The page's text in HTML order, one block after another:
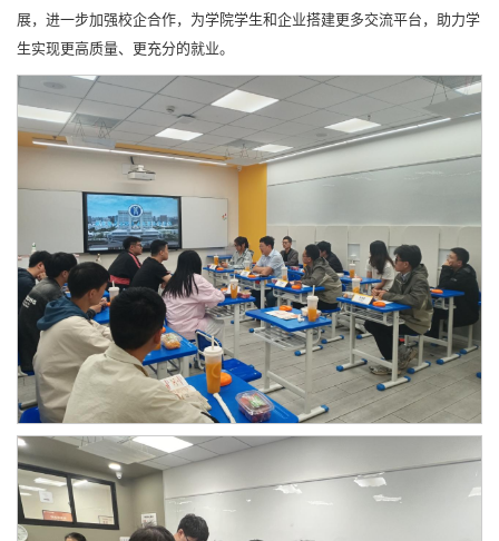
展，进一步加强校企合作，为学院学生和企业搭建更多交流平台，助力学
生实现更高质量、更充分的就业。